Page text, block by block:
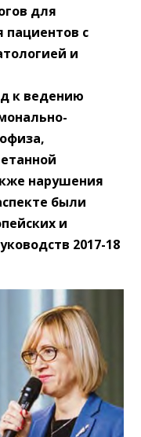
для
пациентов с
и
к ведению
нарушения
были
и
2017-18